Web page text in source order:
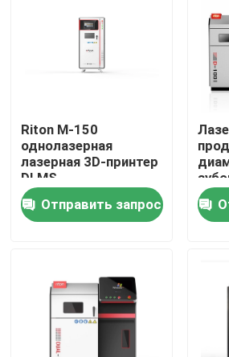
Продукция
Зубоврачебный принтер
Принтер SLM 3D
Принтер LCD 3D
Фоточувствительная смола
Riton M-150
однолазерная
лазерная 3D-принтер
DLMS
Отправить запрос